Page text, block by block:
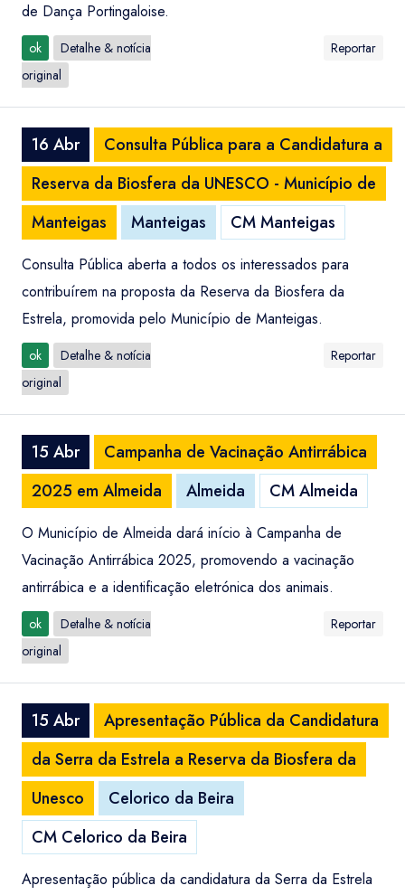
de Dança Portingaloise.
ok
Detalhe & notícia
original
Reportar
16 Abr
Consulta Pública para a Candidatura a
Reserva da Biosfera da UNESCO - Município de
Manteigas
Manteigas CM Manteigas
Consulta Pública aberta a todos os interessados para
contribuírem na proposta da Reserva da Biosfera da
Estrela, promovida pelo Município de Manteigas.
ok
Detalhe & notícia
original
Reportar
15 Abr
Campanha de Vacinação Antirrábica
2025 em Almeida
Almeida CM Almeida
O Município de Almeida dará início à Campanha de
Vacinação Antirrábica 2025, promovendo a vacinação
antirrábica e a identificação eletrónica dos animais.
ok
Detalhe & notícia
original
Reportar
15 Abr
Apresentação Pública da Candidatura
da Serra da Estrela a Reserva da Biosfera da
Unesco
Celorico da Beira
CM Celorico da Beira
Apresentação pública da candidatura da Serra da Estrela